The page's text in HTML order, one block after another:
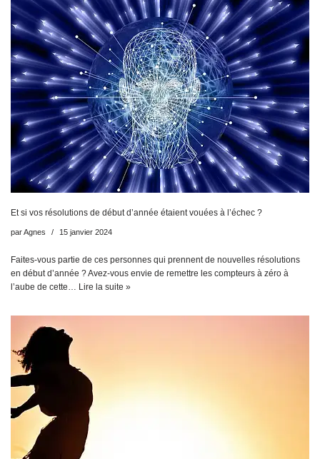
Et si vos résolutions de début d’année étaient vouées à l’échec ?
parAgnes 15 janvier 2024
Faites-vous partie de ces personnes qui prennent de nouvelles résolutions
en début d’année ? Avez-vous envie de remettre les compteurs à zéro à
l’aube de cette… Lire la suite »